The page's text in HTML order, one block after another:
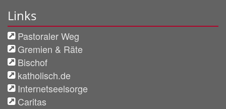
Links
Pastoraler Weg
Gremien & Räte
Bischof
katholisch.de
Internetseelsorge
Caritas